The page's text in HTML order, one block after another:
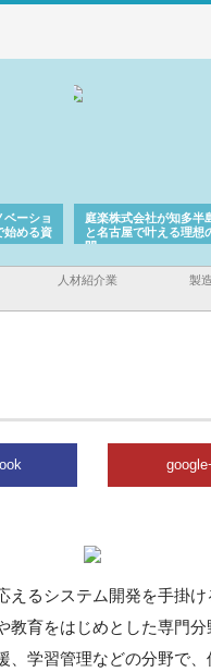
ベーショ
始める資
庭楽株式会社が知多半
と名古屋で叶える理想
間
人材紹介業 製
えるシステム開発を手掛
育をはじめとした専門
学習管理などの分野で